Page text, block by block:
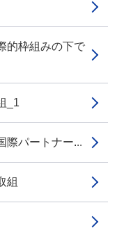
的枠組みの下で
_1
パートナー...
組